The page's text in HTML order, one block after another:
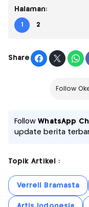
Halaman:
1 2
Share
Follow
FollowWhatsApp
update berita
Topik Artikel :
Verrell Bramasta